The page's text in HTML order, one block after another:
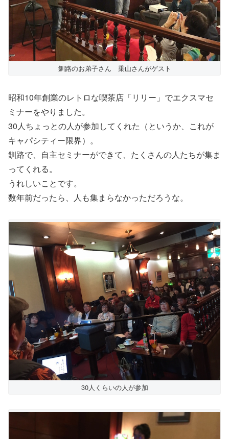
釧路のお弟子さん 乗山さんがゲスト
昭和10年創業のレトロな喫茶店「リリー」でエクスマセ
ミナーをやりました。
30人ちょっとの人が参加してくれた（というか、これが
キャパシティー限界）。
釧路で、自主セミナーができて、たくさんの人たちが集ま
ってくれる。
うれしいことです。
数年前だったら、人も集まらなかっただろうな。
30人くらいの人が参加